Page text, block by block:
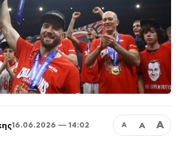
16.06.2026 — 14:02 Α Α Α